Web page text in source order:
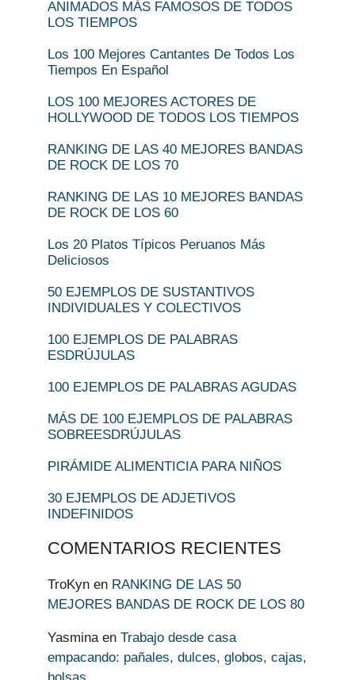
ANIMADOS MÁS FAMOSOS DE TODOS
LOS TIEMPOS
Los 100 Mejores Cantantes De Todos Los
Tiempos En Español
LOS 100 MEJORES ACTORES DE
HOLLYWOOD DE TODOS LOS TIEMPOS
RANKING DE LAS 40 MEJORES BANDAS
DE ROCK DE LOS 70
RANKING DE LAS 10 MEJORES BANDAS
DE ROCK DE LOS 60
Los 20 Platos Típicos Peruanos Más
Deliciosos
50 EJEMPLOS DE SUSTANTIVOS
INDIVIDUALES Y COLECTIVOS
100 EJEMPLOS DE PALABRAS
ESDRÚJULAS
100 EJEMPLOS DE PALABRAS AGUDAS
MÁS DE 100 EJEMPLOS DE PALABRAS
SOBREESDRÚJULAS
PIRÁMIDE ALIMENTICIA PARA NIÑOS
30 EJEMPLOS DE ADJETIVOS
INDEFINIDOS
COMENTARIOS RECIENTES
TroKyn en RANKING DE LAS 50
MEJORES BANDAS DE ROCK DE LOS 80
Yasminaen Trabajo desde casa
empacando: pañales, dulces, globos, cajas,